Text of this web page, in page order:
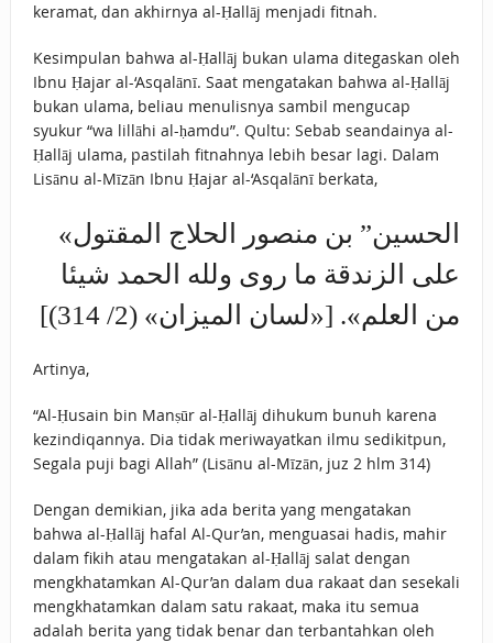
keramat, dan akhirnya al-Ḥallāj menjadi fitnah.
Kesimpulan bahwa al-Ḥallāj bukan ulama ditegaskan oleh
Ibnu Ḥajar al-‘Asqalānī. Saat mengatakan bahwa al-Ḥallāj
bukan ulama, beliau menulisnya sambil mengucap
syukur “wa lillāhi al-ḥamdu”. Qultu: Sebab seandainya al-
Ḥallāj ulama, pastilah fitnahnya lebih besar lagi. Dalam
Lisānu al-Mīzān Ibnu Ḥajar al-‘Asqalānī berkata,
«الحسين” بن منصور الحلاج المقتول
على الزندقة ما روى ولله الحمد شيئا
من العلم». [«لسان الميزان» (2/ 314)]
Artinya,
“Al-Ḥusain bin Manṣūr al-Ḥallāj dihukum bunuh karena
kezindiqannya. Dia tidak meriwayatkan ilmu sedikitpun,
Segala puji bagi Allah” (Lisānu al-Mīzān, juz 2 hlm 314)
Dengan demikian, jika ada berita yang mengatakan
bahwa al-Ḥallāj hafal Al-Qur’an, menguasai hadis, mahir
dalam fikih atau mengatakan al-Ḥallāj salat dengan
mengkhatamkan Al-Qur’an dalam dua rakaat dan sesekali
mengkhatamkan dalam satu rakaat, maka itu semua
adalah berita yang tidak benar dan terbantahkan oleh